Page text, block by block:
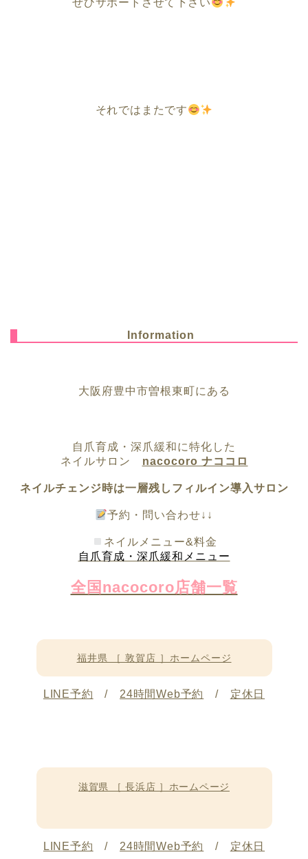
ぜひサポートさせて下さい
それではまたです
Information
大阪府豊中市曽根東町にある
自爪育成・深爪緩和に特化した
ネイルサロン nacocoro ナココロ
ネイルチェンジ時は一層残しフィルイン導入サロン
予約・問い合わせ↓↓
ネイルメニュー&料金
自爪育成・深爪緩和メニュー
全国nacocoro店舗一覧
福井県 ［ 敦賀店 ］ホームページ
LINE予約 / 24時間Web予約 / 定休日
滋賀県 ［ 長浜店 ］ホームページ
LINE予約 / 24時間Web予約 / 定休日